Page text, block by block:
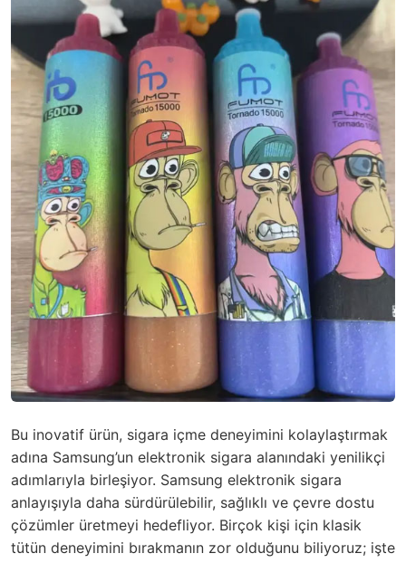
Bu inovatif ürün, sigara içme deneyimini kolaylaştırmak
adına Samsung’un elektronik sigara alanındaki yenilikçi
adımlarıyla birleşiyor. Samsung elektronik sigara
anlayışıyla daha sürdürülebilir, sağlıklı ve çevre dostu
çözümler üretmeyi hedefliyor. Birçok kişi için klasik
tütün deneyimini bırakmanın zor olduğunu biliyoruz; işte